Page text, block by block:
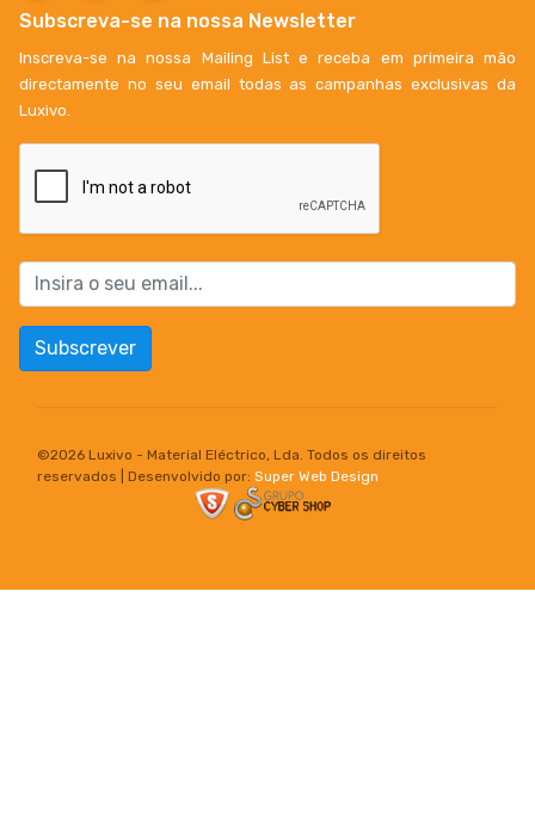
Subscreva-se na nossa Newsletter
Inscreva-se na nossa Mailing List e receba em primeira mão
directamente no seu email todas as campanhas exclusivas da
Luxivo.
Subscrever
©2026 Luxivo - Material Eléctrico, Lda. Todos os direitos
reservados | Desenvolvido por: Super Web Design